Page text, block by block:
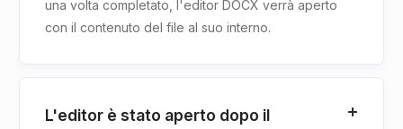
una volta completato, l'editor DOCX verrà aperto
con il contenuto del file al suo interno.
L'editor è stato aperto dopo il